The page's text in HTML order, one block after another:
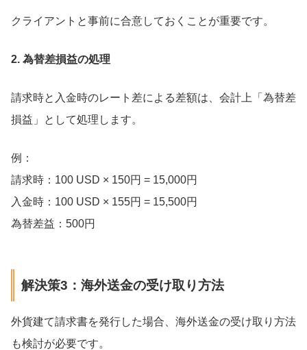
クライアントと事前に合意しておくことが重要です。
2. 為替差損益の処理
請求時と入金時のレート差による差額は、会計上「為替差
損益」として処理します。
例：
請求時：100 USD × 150円 = 15,000円
入金時：100 USD × 155円 = 15,500円
為替差益：500円
解決策3：海外送金の受け取り方法
外貨建て請求書を発行した場合、海外送金の受け取り方法
も検討が必要です。